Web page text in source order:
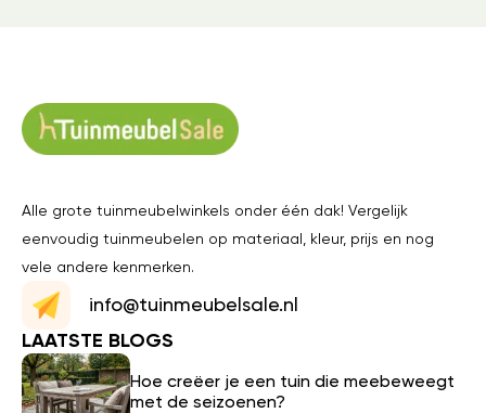
Alle grote tuinmeubelwinkels onder één dak! Vergelijk
eenvoudig tuinmeubelen op materiaal, kleur, prijs en nog
vele andere kenmerken.
info@tuinmeubelsale.nl
LAATSTE BLOGS
Hoe creëer je een tuin die meebeweegt
met de seizoenen?